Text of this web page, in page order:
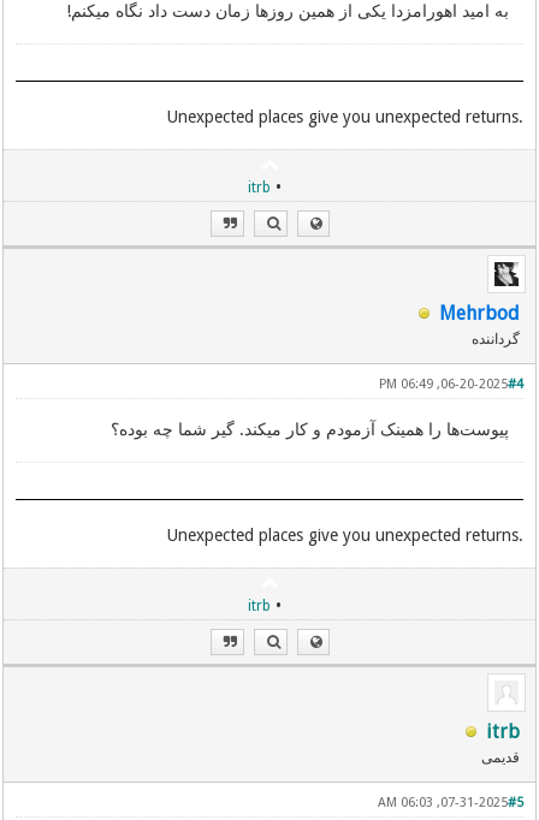
به امید اهورامزدا یکی از همین روزها زمان دست داد نگاه میکنم!
.Unexpected places give you unexpected returns
•
itrb
Mehrbod
گرداننده
#4
06-20-2025, 06:49 PM
پیوست‌ها را همینک آزمودم و کار میکند. گیر شما چه بود‌ه؟
.Unexpected places give you unexpected returns
•
itrb
itrb
قدیمی
#5
07-31-2025, 06:03 AM